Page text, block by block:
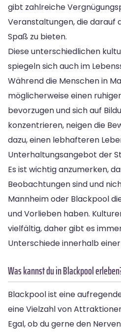
gibt zahlreiche
Veranstaltungen, die darauf
Spaß zu bieten.
Diese unterschiedlichen
spiegeln sich auch im
Während die Menschen in
möglicherweise einen
bevorzugen und sich auf
konzentrieren, neigen die
dazu, einen lebhafteren
Unterhaltungsangebot der
Es ist wichtig anzumerken,
Beobachtungen sind und
Mannheim oder Blackpool
und Vorlieben haben.
vielfältig, daher gibt es
Unterschiede innerhalb
Was kannst du in Blackpool
Blackpool ist eine
eine Vielzahl von
Egal, ob du gerne den